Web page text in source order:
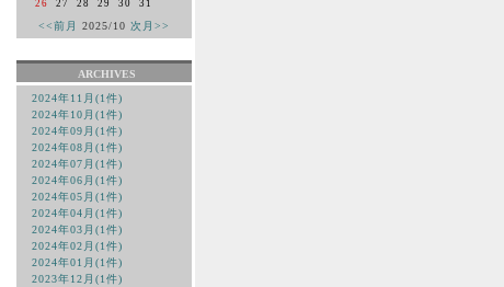
26
27 28 29 30 31
<<前月 2025/10 次月>>
ARCHIVES
2024年11月(1件)
2024年10月(1件)
2024年09月(1件)
2024年08月(1件)
2024年07月(1件)
2024年06月(1件)
2024年05月(1件)
2024年04月(1件)
2024年03月(1件)
2024年02月(1件)
2024年01月(1件)
2023年12月(1件)